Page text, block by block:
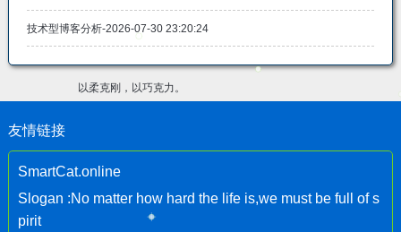
技术型博客分析-2026-07-30 23:20:24
友情链接
SmartCat.online
Slogan :No matter how hard the life is,we must be full of s
pirit
以柔克刚，以巧克力。